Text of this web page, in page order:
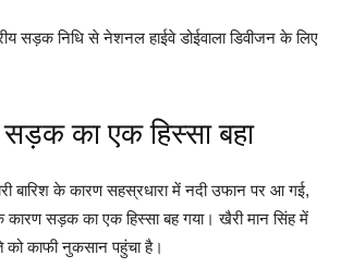
सड़क निधि से नेशनल हाईवे डोईवाला डिवीजन के लिए
का एक हिस्सा बहा
बारिश के कारण सहस्रधारा में नदी उफान पर आ गई,
सड़क का एक हिस्सा बह गया। खैरी मान सिंह में
काफी नुकसान पहुंचा है।